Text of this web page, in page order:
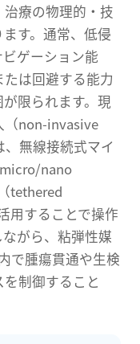
療の物理的・技
す。通常、低侵
ゲーション能
は回避する能力
限られます。現
（non-invasive
無線接続式マイ
nano
tethered
用することで操作
がら、粘弾性媒
で腫瘍貫通や生検
を制御すること